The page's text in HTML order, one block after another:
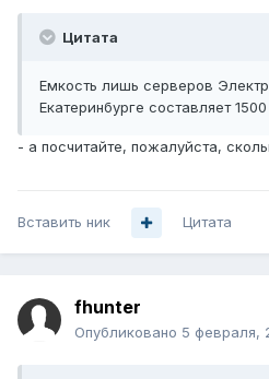
Цитата
Емкость лишь серверов
Екатеринбурге составляет
- а посчитайте, пожалуйста,
Вставить ник Цитата
fhunter
Опубликовано 5 февраля,